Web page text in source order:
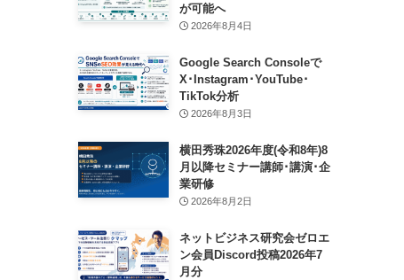
が可能へ
2026年8月4日
Google Search Consoleで
X･Instagram･YouTube･
TikTok分析
2026年8月3日
横田秀珠2026年度(令和8年)8
月以降セミナー講師･講演･企
業研修
2026年8月2日
ネットビジネス研究会ゼロエ
ン会員Discord投稿2026年7
月分